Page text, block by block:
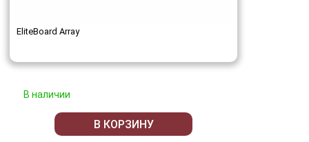
EliteBoard Array
В наличии
В КОРЗИНУ